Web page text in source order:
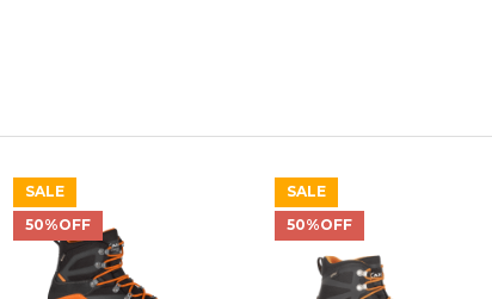
SALE
50%OFF
SALE
50%OFF